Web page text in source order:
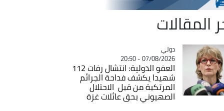
المقالات
Catégorie
دولي
07/08/2026 - 20:50
العفو الدولية: انتشال رفات 112
شهيدا يكشف فداحة الجرائم
المرتكبة من قبل الاحتلال
الصهيوني بحق عائلات غزة